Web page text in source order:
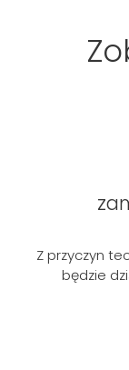
Z przyczyn
będzie